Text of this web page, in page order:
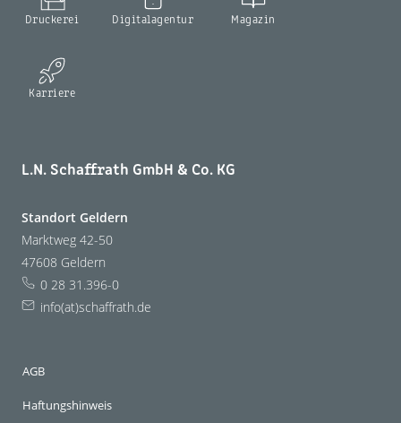
Druckerei Digitalagentur Magazin
Karriere
L.N. Schaffrath GmbH & Co. KG
Standort Geldern
Marktweg 42-50
47608 Geldern
0 28 31.396-0
info(at)schaffrath.de
AGB
Haftungshinweis